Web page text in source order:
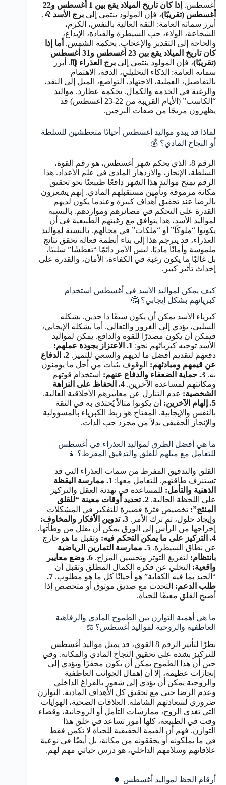
أغسطس.
إذا كان تاريخ الميلاد يقع بين 1 أغسطس و22
أغسطس (تقريبًا)، فإن المولود ينتمي إلى برج الأسد ♌.
أبرز سماته العامة: الثقة العالية بالنفس، الكرم،
الشجاعة، الولاء، حب السيطرة والقيادة، الإبداع،
والحاجة إلى التقدير والإعجاب. يحكمه الشمس. أما إذا
كان تاريخ الميلاد يقع بين 23 أغسطس و31 أغسطس
(تقريبًا)، فإن المولود ينتمي إلى برج العذراء ♍. أبرز
سماته العامة: الذكاء التحليلي، الدقة، الاهتمام
بالتفاصيل، العملية، الاجتهاد، التواضع، الميل إلى النقد،
والرغبة في الخدمة والكمال. يحكمه عطارد. مواليد
“الكاسب” (الأيام القريبة من 22-23 أغسطس) قد
يظهرون مزيجًا من صفات البرجين.
لماذا قد يبدو مواليد أغسطس أحيانًا متعطشين للسلطة
أو النجاح المادي؟ 💰
الرقم 8، الذي يحكم شهر أغسطس، هو رقم القوة،
السلطة، الإنجاز، والازدهار المادي في علم الأعداد. هذا
الرقم يمنح مواليد هذا الشهر دافعًا طبيعيًا نحو تحقيق
مكانة مرموقة وتأمين مستقبلهم المادي. إنهم يشعرون
بالرضا عند تحقيق أهداف كبيرة وعندما يكون لديهم
القدرة على التحكم في مصائرهم ومواردهم. بالنسبة
لمواليد الأسد، هذا يتوافق مع رغبتهم الطبيعية في أن
يكونوا “ملوكًا” أو “ملكات” في مجالهم. بالنسبة لمواليد
العذراء، قد يترجم هذا إلى بناء أنظمة فعالة تحقق نتائج
ملموسة وأمانًا ماديًا. ليس الأمر دائمًا “تعطشًا” سلبيًا،
بل غالبًا ما يكون رغبة في الكفاءة، الأمان، والقدرة على
إحداث تأثير كبير.
كيف يمكن لمواليد الأسد في أغسطس استخدام
كبريائهم بشكل إيجابي؟ 🤔
كبرياء الأسد يمكن أن يكون سيفًا ذا حدين. بشكله
السلبي، يؤدي إلى الغرور والتعالي. أما بشكله الإيجابي،
فيمكن أن يكون مصدرًا للقوة والدافع. يمكن لمواليد
الأسد توجيه كبريائهم نحو: 1. الاعتزاز بجودة عملهم:
دفعهم لتقديم أفضل ما لديهم والسعي للتميز.
2. الدفاع
عن قيمهم ومبادئهم: الوقوف بثبات من أجل ما يؤمنون
به. 3. حماية الضعفاء والدفاع عنهم:
استخدام قوتهم
ومكانتهم لمساعدة الآخرين.
4. الحفاظ على النزاهة
الشخصية: عدم التنازل عن معاييرهم الأخلاقية العالية.
5. إلهام الآخرين:
أن يكونوا مثالاً يُحتذى به في الثقة
بالنفس والإيجابية. المفتاح هو ربط الكبرياء بالمسؤولية
والإنجاز الحقيقي بدلاً من مجرد حب الذات.
ما هي أفضل الطرق لمواليد العذراء في أغسطس
للتعامل مع ميلهم للقلق والتدقيق المفرط؟ 🧘
القلق والتدقيق المفرط من سمات العذراء التي قد
تستنزف طاقتهم. للتعامل معها:
1. ممارسة اليقظة
الذهنية والتأمل: للمساعدة في تهدئة العقل والتركيز
على اللحظة الحالية.
2. تحديد أوقات معينة “للقلق
المنتج”: تخصيص فترة قصيرة للتفكير في المشكلات
وإيجاد حلول، ثم ترك الأمر. 3. تدوين الأفكار والمخاوف:
إخراجها من الرأس إلى الورق يمكن أن يقلل من وطأتها.
4. التركيز على ما يمكن التحكم فيه:
وتقبل ما هو خارج
عن نطاق السيطرة.
5. ممارسة التمارين الرياضية
بانتظام: لتفريغ التوتر وتحسين المزاج.
6. وضع معايير
واقعية: التخلي عن فكرة الكمال المطلق وتقبل أن
“الجيد بما فيه الكفاية” هو أحيانًا كل ما هو مطلوب.
7.
طلب الدعم: التحدث مع صديق موثوق أو متخصص إذا
أصبح القلق معيقًا للحياة.
ما هي أهمية التوازن بين الطموح المادي والرفاهية
العاطفية والروحية لمواليد أغسطس؟ ⚖️
نظرًا لتأثير الرقم 8 القوي، قد يميل مواليد أغسطس
للتركيز بشدة على تحقيق النجاح المادي والمكانة. وفي
حين أن هذا الطموح يمكن أن يكون محفزًا ويؤدي إلى
إنجازات عظيمة، إلا أن إهمال الجوانب العاطفية
والروحية يمكن أن يؤدي إلى شعور بالفراغ الداخلي
وعدم الرضا حتى مع تحقيق كل الأهداف المادية. التوازن
ضروري لسعادتهم الشاملة. العلاقات الصحية، الهوايات
التي تغذي الروح، ممارسات التأمل أو الروحانية، وقضاء
وقت في الطبيعة، كلها أمور تساعد في خلق هذا
التوازن. فهم أن القيمة الحقيقية للحياة لا تكمن فقط
في ما يملكونه أو يحققونه من مكانة، بل أيضًا في نوعية
علاقاتهم وسلامهم الداخلي، هو درس حياتي مهم لهم.
أرقام الحظ لمواليد أغسطس 🍀